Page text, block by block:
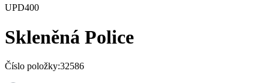
UPD400
Skleněná Police
Číslo položky:32586